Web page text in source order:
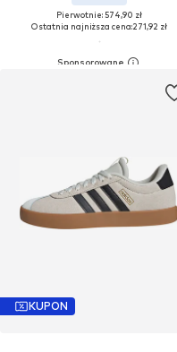
Pierwotnie: 574,90 zł
Ostatnia najniższa cena:271,92 zł
KUPON